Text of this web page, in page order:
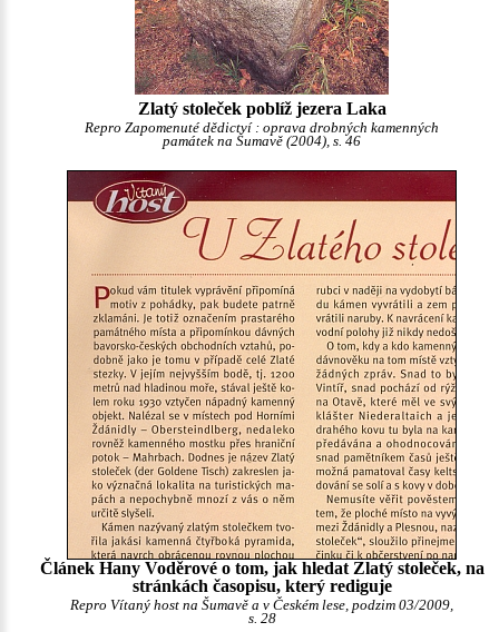
Zlatý stoleček poblíž jezera Laka
Repro Zapomenuté dědictví : oprava drobných kamenných
památek na Šumavě (2004), s. 46
Článek Hany Voděrové o tom, jak hledat Zlatý stoleček, na
stránkách časopisu, který rediguje
Repro Vítaný host na Šumavě a v Českém lese, podzim 03/2009,
s. 28